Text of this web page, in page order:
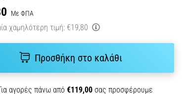
Με ΦΠΑ
χαμηλότερη τιμή: €19,80
Προσθήκη στο καλάθι
αγορές πάνω από €119,00 σας προσφέρουμε